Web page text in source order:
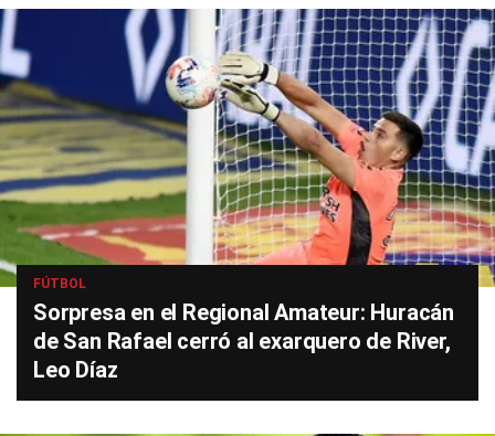
FÚTBOL
Sorpresa en el Regional Amateur: Huracán
de San Rafael cerró al exarquero de River,
Leo Díaz